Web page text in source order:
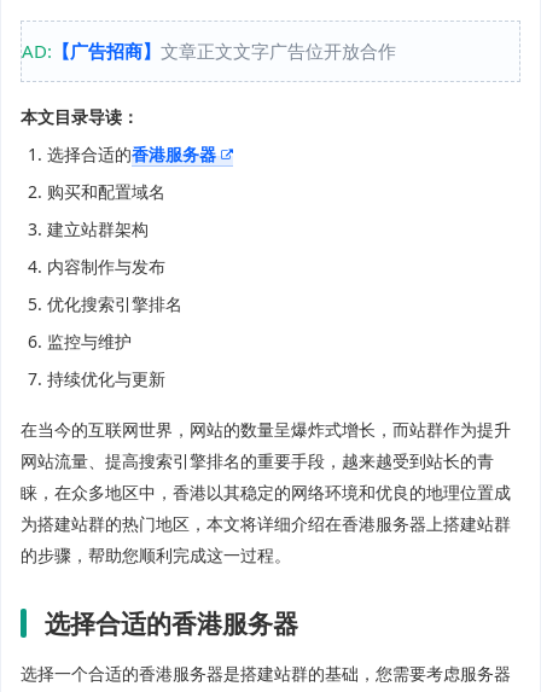
AD: 【广告招商】 文章正文文字广告位开放合作
本文目录导读：
选择合适的香港服务器
购买和配置域名
建立站群架构
内容制作与发布
优化搜索引擎排名
监控与维护
持续优化与更新
在当今的互联网世界，网站的数量呈爆炸式增长，而站群作为提升
网站流量、提高搜索引擎排名的重要手段，越来越受到站长的青
睐，在众多地区中，香港以其稳定的网络环境和优良的地理位置成
为搭建站群的热门地区，本文将详细介绍在香港服务器上搭建站群
的步骤，帮助您顺利完成这一过程。
选择合适的香港服务器
选择一个合适的香港服务器是搭建站群的基础，您需要考虑服务器